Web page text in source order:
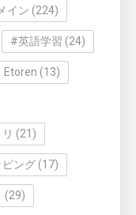
イン (224)
#英語学習 (24)
Etoren (13)
(21)
ピング (17)
(29)